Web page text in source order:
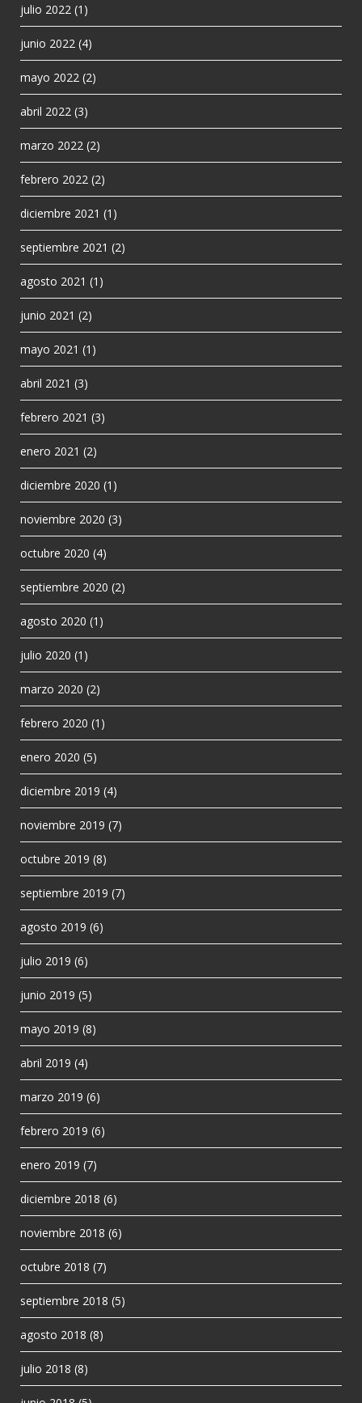
julio 2022 (1)
junio 2022 (4)
mayo 2022 (2)
abril 2022 (3)
marzo 2022 (2)
febrero 2022 (2)
diciembre 2021 (1)
septiembre 2021 (2)
agosto 2021 (1)
junio 2021 (2)
mayo 2021 (1)
abril 2021 (3)
febrero 2021 (3)
enero 2021 (2)
diciembre 2020 (1)
noviembre 2020 (3)
octubre 2020 (4)
septiembre 2020 (2)
agosto 2020 (1)
julio 2020 (1)
marzo 2020 (2)
febrero 2020 (1)
enero 2020 (5)
diciembre 2019 (4)
noviembre 2019 (7)
octubre 2019 (8)
septiembre 2019 (7)
agosto 2019 (6)
julio 2019 (6)
junio 2019 (5)
mayo 2019 (8)
abril 2019 (4)
marzo 2019 (6)
febrero 2019 (6)
enero 2019 (7)
diciembre 2018 (6)
noviembre 2018 (6)
octubre 2018 (7)
septiembre 2018 (5)
agosto 2018 (8)
julio 2018 (8)